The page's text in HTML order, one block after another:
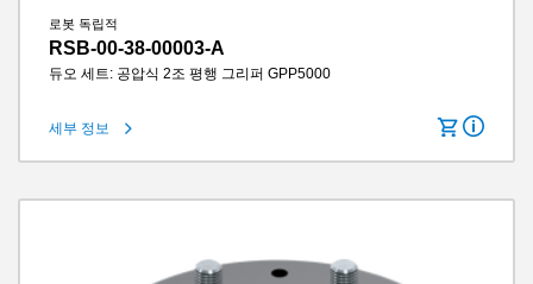
로봇 독립적
RSB-00-38-00003-A
듀오 세트: 공압식 2조 평행 그리퍼 GPP5000
턱당 스트로크
그립력
1260 N
IP 클래스
IP64
세부 정보